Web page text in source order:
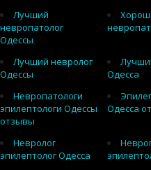
Лучший
невропатолог
Одессы
Лучший невролог
Одессы
Одесса
Невропатологи
эпилептологи Одессы
отзывы
Одесса
Невролог
эпилептолог Одесса